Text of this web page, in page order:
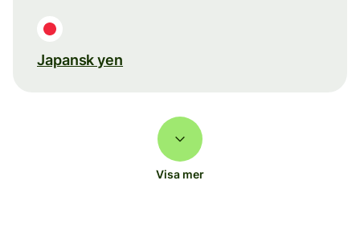
Japansk yen
Visa mer